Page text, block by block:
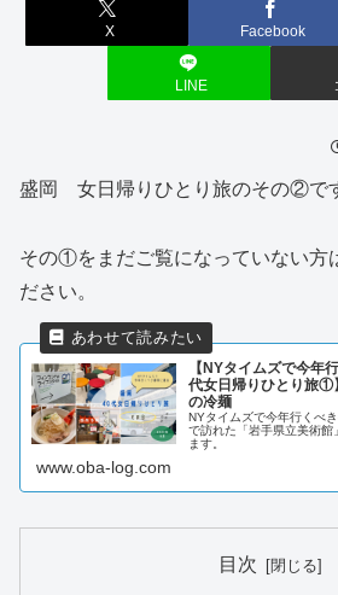
X Facebook
LINE
盛岡 女日帰りひとり旅のその②で
その①をまだご覧になっていない方
ださい。
【NYタイムズで今
代女日帰りひとり旅①
の冷麺
NYタイムズで今年行くべ
で訪れた「岩手県立美術館
ます。
www.oba-log.com
目次